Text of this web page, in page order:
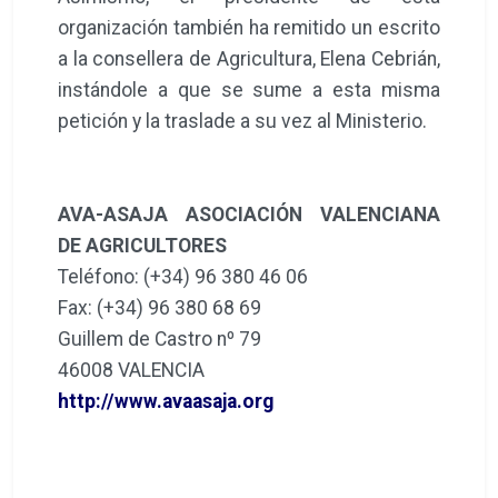
organización también ha remitido un escrito
a la consellera de Agricultura, Elena Cebrián,
instándole a que se sume a esta misma
petición y la traslade a su vez al Ministerio.
AVA-ASAJA ASOCIACIÓN VALENCIANA
DE AGRICULTORES
Teléfono: (+34) 96 380 46 06
Fax: (+34) 96 380 68 69
Guillem de Castro nº 79
46008 VALENCIA
http://www.avaasaja.org